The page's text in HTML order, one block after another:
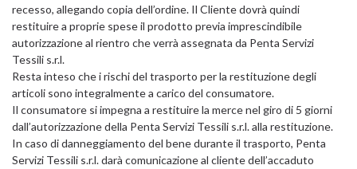
recesso, allegando copia dell’ordine. Il Cliente dovrà quindi
restituire a proprie spese il prodotto previa imprescindibile
autorizzazione al rientro che verrà assegnata da Penta Servizi
Tessili s.r.l.
Resta inteso che i rischi del trasporto per la restituzione degli
articoli sono integralmente a carico del consumatore.
Il consumatore si impegna a restituire la merce nel giro di 5 giorni
dall’autorizzazione della Penta Servizi Tessili s.r.l. alla restituzione.
In caso di danneggiamento del bene durante il trasporto, Penta
Servizi Tessili s.r.l. darà comunicazione al cliente dell’accaduto